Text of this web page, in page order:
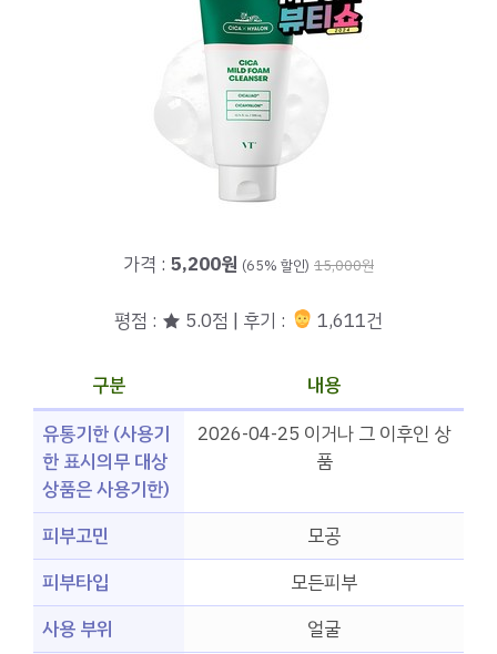
가격 : 5,200원 (65% 할인) 15,000원
평점 : ★ 5.0점 | 후기 : 1,611건
구분
내용
유통기한 (사용기
한 표시의무 대상
상품은 사용기한)
2026-04-25 이거나 그 이후인 상
품
피부고민
모공
피부타입
모든피부
사용 부위
얼굴